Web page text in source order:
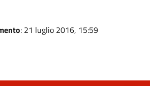
: 21 luglio 2016, 15:59